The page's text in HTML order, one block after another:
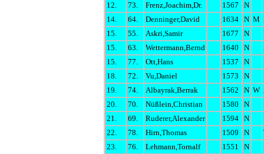
12.
73. Frenz,Joachim,Dr. 1567 N
14.
64. Denninger,David 1634 N M
15.
55. Askri,Samir 1677 N
15.
63. Wettermann,Bernd 1640 N
15.
77. Ott,Hans 1537 N
18.
72. Vu,Daniel 1573 N
19.
74. Albayrak,Berrak 1562 N W
20.
70. Nüßlein,Christian 1580 N
21.
69. Ruderer,Alexander 1594 N
22.
78. Hirn,Thomas 1509 N
23.
76. Lehmann,Tornalf 1551 N